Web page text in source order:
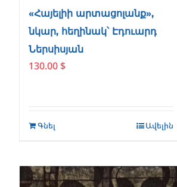
«Հայելիի արտացոլանք»,
նկար, հեղինակ՝ Էդուարդ
Ներսիսյան
130.00 $
Գնել Ավելին